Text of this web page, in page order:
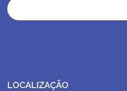
LOCALIZAÇÃO